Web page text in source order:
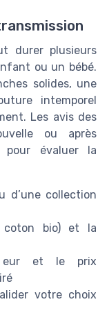
durer plusieurs
ou un bébé.
solides, une
intemporel
Les avis des
ou après
pour évaluer la
d’une collection
coton bio) et la
eur et le prix
votre choix